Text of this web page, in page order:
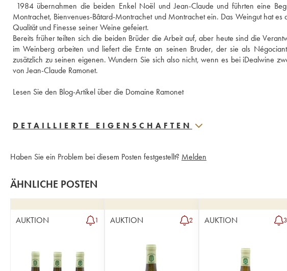
1984 übernahmen die beiden Enkel Noël und Jean-Claude und führten eine
Montrachet, Bienvenues-Bâtard-Montrachet und Montrachet ein. Das Weingut hat
Qualität und Finesse seiner Weine gefeiert.
Bereits früher teilten sich die beiden Brüder die Arbeit auf, aber heute sind die
im Weinberg arbeiten und liefert die Ernte an seinen Bruder, der sie als
zusätzlich zu seinen eigenen. Wundern Sie sich also nicht, wenn es bei iDealwine
von Jean-Claude Ramonet.
Lesen Sie den Blog-Artikel über die Domaine Ramonet
DETAILLIERTE EIGENSCHAFTEN
Haben Sie ein Problem bei diesem Posten festgestellt? Melden
ÄHNLICHE POSTEN
AUKTION 1 AUKTION 2 AUKTION 3